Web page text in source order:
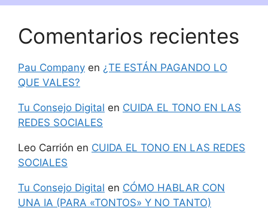
Comentarios recientes
Pau Company en ¿TE ESTÁN PAGANDO LO
QUE VALES?
Tu Consejo Digital en CUIDA EL TONO EN LAS
REDES SOCIALES
Leo Carrión en CUIDA EL TONO EN LAS REDES
SOCIALES
Tu Consejo Digital en CÓMO HABLAR CON
UNA IA (PARA «TONTOS» Y NO TANTO)